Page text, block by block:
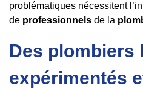
problématiques nécessitent
de professionnels de la
Des plombiers
expérimentés